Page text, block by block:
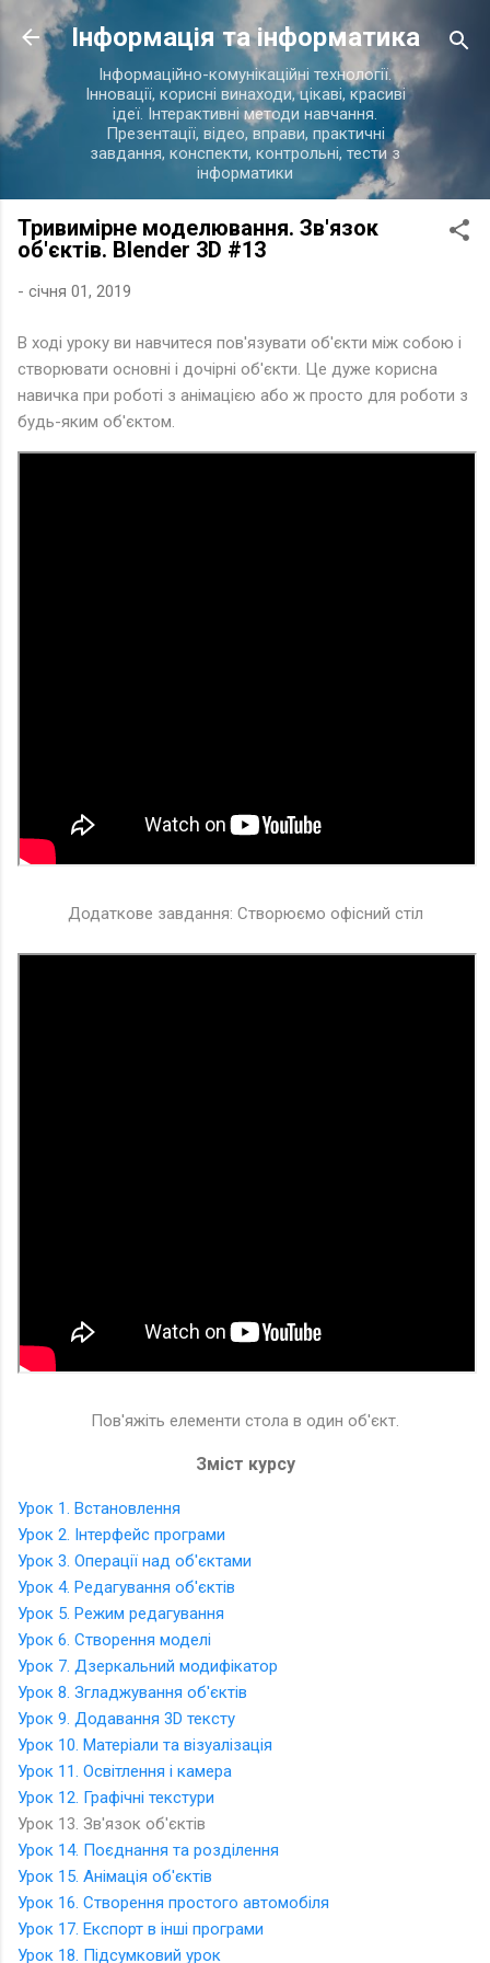
Перейти до основного вмісту
Інформація та інформатика
Інформаційно-комунікаційні технології.
Інновації, корисні винаходи, цікаві, красиві
ідеї. Інтерактивні методи навчання.
Презентації, відео, вправи, практичні
завдання, конспекти, контрольні, тести з
інформатики
Тривимірне моделювання. Зв'язок
об'єктів. Blender 3D #13
- січня 01, 2019
В ході уроку ви навчитеся пов'язувати об'єкти між собою і
створювати основні і дочірні об'єкти. Це дуже корисна
навичка при роботі з анімацією або ж просто для роботи з
будь-яким об'єктом.
Додаткове завдання: Створюємо офісний стіл
Пов'яжіть елементи стола в один об'єкт.
Зміст курсу
Урок 1. Встановлення
Урок 2. Інтерфейс програми
Урок 3. Операції над об'єктами
Урок 4. Редагування об'єктів
Урок 5. Режим редагування
Урок 6. Створення моделі
Урок 7. Дзеркальний модифікатор
Урок 8. Згладжування об'єктів
Урок 9. Додавання 3D тексту
Урок 10. Матеріали та візуалізація
Урок 11. Освітлення і камера
Урок 12. Графічні текстури
Урок 13. Зв'язок об'єктів
Урок 14. Поєднання та розділення
Урок 15. Анімація об'єктів
Урок 16. Створення простого автомобіля
Урок 17. Експорт в інші програми
Урок 18. Підсумковий урок